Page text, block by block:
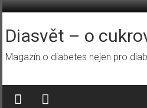
Přeskočit
obsah
Diasvět – o
Magazín o diabetes nejen pro